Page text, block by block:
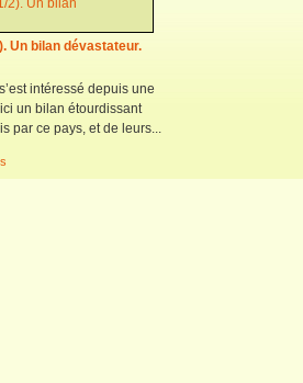
Un bilan dévastateur.
intéressé depuis une
un bilan étourdissant
par ce pays, et de leurs...